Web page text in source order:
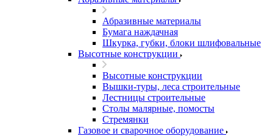
Абразивные материалы
Бумага наждачная
Шкурка, губки, блоки шлифовальные
Высотные конструкции
Высотные конструкции
Вышки-туры, леса строительные
Лестницы строительные
Столы малярные, помосты
Стремянки
Газовое и сварочное оборудование